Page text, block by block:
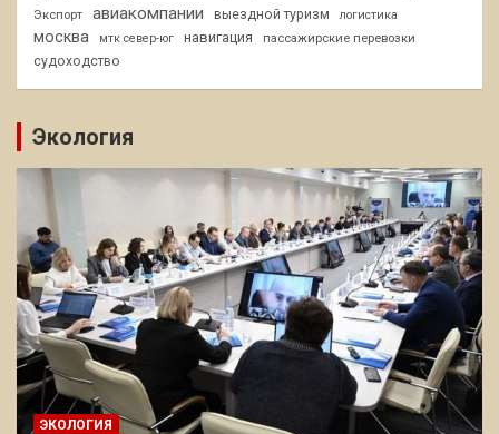
Экспорт
авиакомпании выездной туризм логистика
москва мтк север-юг навигация
пассажирские перевозки
судоходство
Экология
ЭКОЛОГИЯ